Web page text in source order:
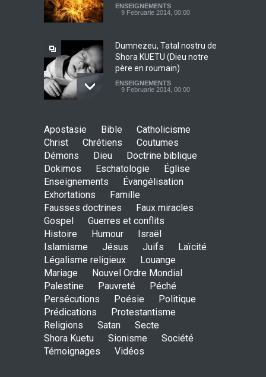
ENSEIGNEMENTS
9 Februarie 2014, 00:00
Dumnezeu, Tatal nostru de
Shora KUETU (Dieu notre
père en roumain)
ENSEIGNEMENTS
9 Februarie 2014, 00:00
Shora Kuetu (Yehoshua, le
docteur en roumain)
ENSEIGNEMENTS
9 Februarie 2014, 00:00
Apostasie Bible
Catholicisme
Christ
Chrétiens
Coutumes
Démons
Dieu
Doctrine biblique
Dokimos
Eschatologie
Église
Enseignements
Évangélisation
Exhortations
Famille
Fausses doctrines
Faux miracles
Gospel
Guerres et conflits
Histoire
Humour
Israël
Islamisme
Jésus Juifs
Laïcité
Légalisme religieux
Louange
Mariage
Nouvel Ordre Mondial
Palestine
Pauvreté
Péché
Persécutions
Poésie
Politique
Prédications
Protestantisme
Religions
Satan
Secte
Shora Kuetu
Sionisme
Société
Témoignages
Vidéos